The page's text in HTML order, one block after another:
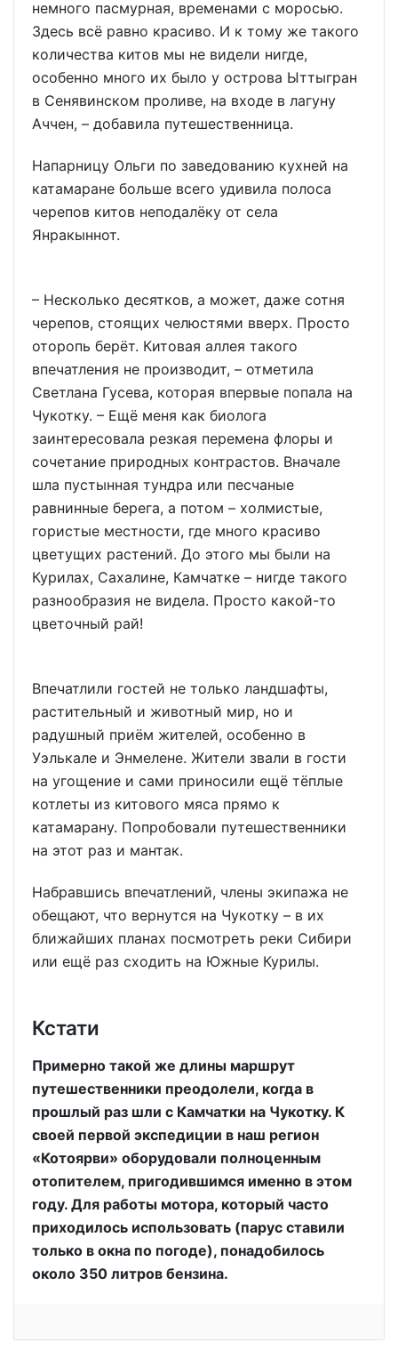
немного пасмурная, временами с моросью.
Здесь всё равно красиво. И к тому же такого
количества китов мы не видели нигде,
особенно много их было у острова Ыттыгран
в Сенявинском проливе, на входе в лагуну
Аччен, – добавила путешественница.
Напарницу Ольги по заведованию кухней на
катамаране больше всего удивила полоса
черепов китов неподалёку от села
Янракыннот.
– Несколько десятков, а может, даже сотня
черепов, стоящих челюстями вверх. Просто
оторопь берёт. Китовая аллея такого
впечатления не производит, – отметила
Светлана Гусева, которая впервые попала на
Чукотку. – Ещё меня как биолога
заинтересовала резкая перемена флоры и
сочетание природных контрастов. Вначале
шла пустынная тундра или песчаные
равнинные берега, а потом – холмистые,
гористые местности, где много красиво
цветущих растений. До этого мы были на
Курилах, Сахалине, Камчатке – нигде такого
разнообразия не видела. Просто какой-то
цветочный рай!
Впечатлили гостей не только ландшафты,
растительный и животный мир, но и
радушный приём жителей, особенно в
Уэлькале и Энмелене. Жители звали в гости
на угощение и сами приносили ещё тёплые
котлеты из китового мяса прямо к
катамарану. Попробовали путешественники
на этот раз и мантак.
Набравшись впечатлений, члены экипажа не
обещают, что вернутся на Чукотку – в их
ближайших планах посмотреть реки Сибири
или ещё раз сходить на Южные Курилы.
Кстати
Примерно такой же длины маршрут
путешественники преодолели, когда в
прошлый раз шли с Камчатки на Чукотку. К
своей первой экспедиции в наш регион
«Котоярви» оборудовали полноценным
отопителем, пригодившимся именно в этом
году. Для работы мотора, который часто
приходилось использовать (парус ставили
только в окна по погоде), понадобилось
около 350 литров бензина.